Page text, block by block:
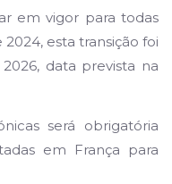
em vigor para todas
esta transição foi
data prevista na
será obrigatória
em França para